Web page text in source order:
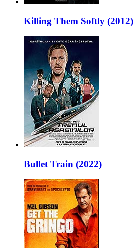
Killing Them Softly (2012)
Bullet Train (2022)